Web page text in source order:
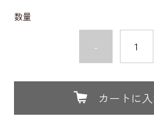
数量
-
カートに